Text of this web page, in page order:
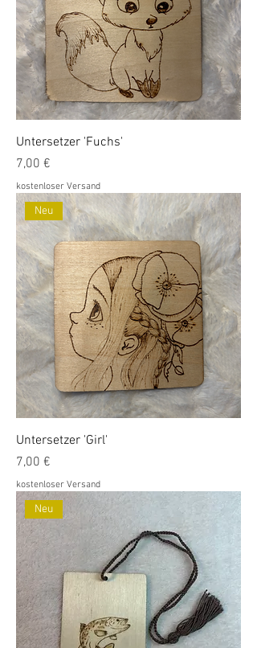
Untersetzer 'Fuchs'
Preis
7,00 €
kostenloser Versand
Neu
Untersetzer 'Girl'
Preis
7,00 €
kostenloser Versand
Neu